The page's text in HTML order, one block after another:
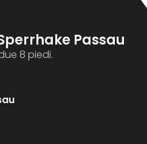
Passau
8 piedi.